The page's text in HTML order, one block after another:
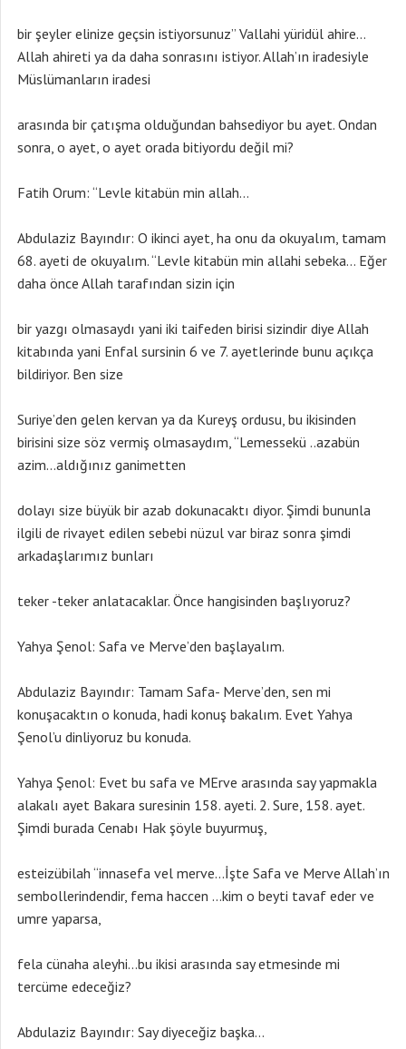
bir şeyler elinize geçsin istiyorsunuz” Vallahi yüridül ahire…
Allah ahireti ya da daha sonrasını istiyor. Allah’ın iradesiyle
Müslümanların iradesi
arasında bir çatışma olduğundan bahsediyor bu ayet. Ondan
sonra, o ayet, o ayet orada bitiyordu değil mi?
Fatih Orum: “Levle kitabün min allah…
Abdulaziz Bayındır: O ikinci ayet, ha onu da okuyalım, tamam
68. ayeti de okuyalım. “Levle kitabün min allahi sebeka… Eğer
daha önce Allah tarafından sizin için
bir yazgı olmasaydı yani iki taifeden birisi sizindir diye Allah
kitabında yani Enfal sursinin 6 ve 7. ayetlerinde bunu açıkça
bildiriyor. Ben size
Suriye’den gelen kervan ya da Kureyş ordusu, bu ikisinden
birisini size söz vermiş olmasaydım, “Lemessekü ..azabün
azim…aldığınız ganimetten
dolayı size büyük bir azab dokunacaktı diyor. Şimdi bununla
ilgili de rivayet edilen sebebi nüzul var biraz sonra şimdi
arkadaşlarımız bunları
teker -teker anlatacaklar. Önce hangisinden başlıyoruz?
Yahya Şenol: Safa ve Merve’den başlayalım.
Abdulaziz Bayındır: Tamam Safa- Merve’den, sen mi
konuşacaktın o konuda, hadi konuş bakalım. Evet Yahya
Şenol’u dinliyoruz bu konuda.
Yahya Şenol: Evet bu safa ve MErve arasında say yapmakla
alakalı ayet Bakara suresinin 158. ayeti. 2. Sure, 158. ayet.
Şimdi burada Cenabı Hak şöyle buyurmuş,
esteizübilah “innasefa vel merve…İşte Safa ve Merve Allah’ın
sembollerindendir, fema haccen …kim o beyti tavaf eder ve
umre yaparsa,
fela cünaha aleyhi…bu ikisi arasında say etmesinde mi
tercüme edeceğiz?
Abdulaziz Bayındır: Say diyeceğiz başka…